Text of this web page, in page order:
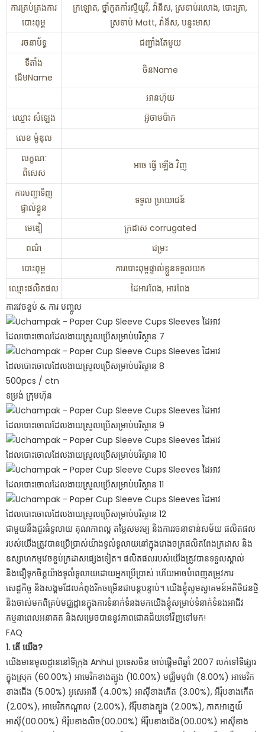
ការគ្រប់គ្រងការ
បោះពុម្ព
ក្រឡោត, ថ្នាំកូតកាំរស្មីយូវី, វ៉ានីស, ស្រទាប់រលោង, បោះត្រា,
ស្រទាប់ Matt, វ៉ានីស, បន្ទះមាស
រចនាប័ទ្ធ
ជញ្ជាំងតែមួយ
ទីតាំង
ដើមName
ចិនName
អានហ៊ុយ
ឈ្មោះ សំឡេង
អ៊ូចាមប៉ាក
លេខ ម៉ូឌុល
លក្ខណៈ
ពិសេស
អាច ធ្វើ ឡើង វិញ
ការបញ្ជាទិញ
ផ្ទាល់ខ្លួន
ទទួល ប្រយោជន៍
មេឌៀ
ក្រដាស corrugated
ពណ៌
ជម្រះ
បោះពុម្ព
ការបោះពុម្ពផ្ទាល់ខ្លួនទទួលយក
ឈ្មោះ​ផលិតផល
ដៃអាវពែង, អាវពែង
ការវេចខ្ចប់ & ការ បញ្ចូល
500pcs / ctn
ទម្រង់ ក្រុមហ៊ុន
ជាមួយនឹងជួរធំទូលាយ គុណភាពល្អ តម្លៃសមរម្យ និងការរចនាទាន់សម័យ ផលិតផល
របស់យើងត្រូវបានប្រើប្រាស់យ៉ាងទូលំទូលាយនៅក្នុងរោងចក្រផលិតពែងក្រដាស និង
ឧស្សាហកម្មវេចខ្ចប់ក្រដាសផ្សេងទៀត។ ផលិតផលរបស់យើងត្រូវបានទទួលស្គាល់
និងជឿទុកចិត្តយ៉ាងទូលំទូលាយដោយអ្នកប្រើប្រាស់ ហើយអាចបំពេញតម្រូវការ
សេដ្ឋកិច្ច និងសង្គមដែលកំពុងរីកចម្រើនជាបន្តបន្ទាប់។ យើងខ្ញុំសូមស្វាគមន៍អតិថិជនថ្មី
និងចាស់មកពីគ្រប់មជ្ឈដ្ឋានក្នុងការទំនាក់ទំនងមកយើងខ្ញុំសម្រាប់ទំនាក់ទំនងអាជីវ
កម្មនាពេលអនាគត និងសម្រេចបាននូវភាពជោគជ័យទៅវិញទៅមក!
FAQ
1. តើ យើង?
យើងមានមូលដ្ឋាននៅទីក្រុង Anhui ប្រទេសចិន ចាប់ផ្តើមពីឆ្នាំ 2007 លក់ទៅទីផ្សារ
ក្នុងស្រុក (60.00%) អាមេរិកខាងត្បូង (10.00%) មជ្ឈិមបូព៌ា (8.00%) អាមេរិក
ខាងជើង (5.00%) អូសេអានី (4.00%) អាស៊ីខាងកើត (3.00%), អឺរ៉ុបខាងកើត
(2.00%), អាមេរិកកណ្តាល (2.00%), អឺរ៉ុបខាងត្បូង (2.00%), ភាគអាគ្នេយ៍
អាស៊ី(00.00%) អឺរ៉ុបខាងលិច(00.00%) អឺរ៉ុបខាងជើង(00.00%) អាស៊ីខាង